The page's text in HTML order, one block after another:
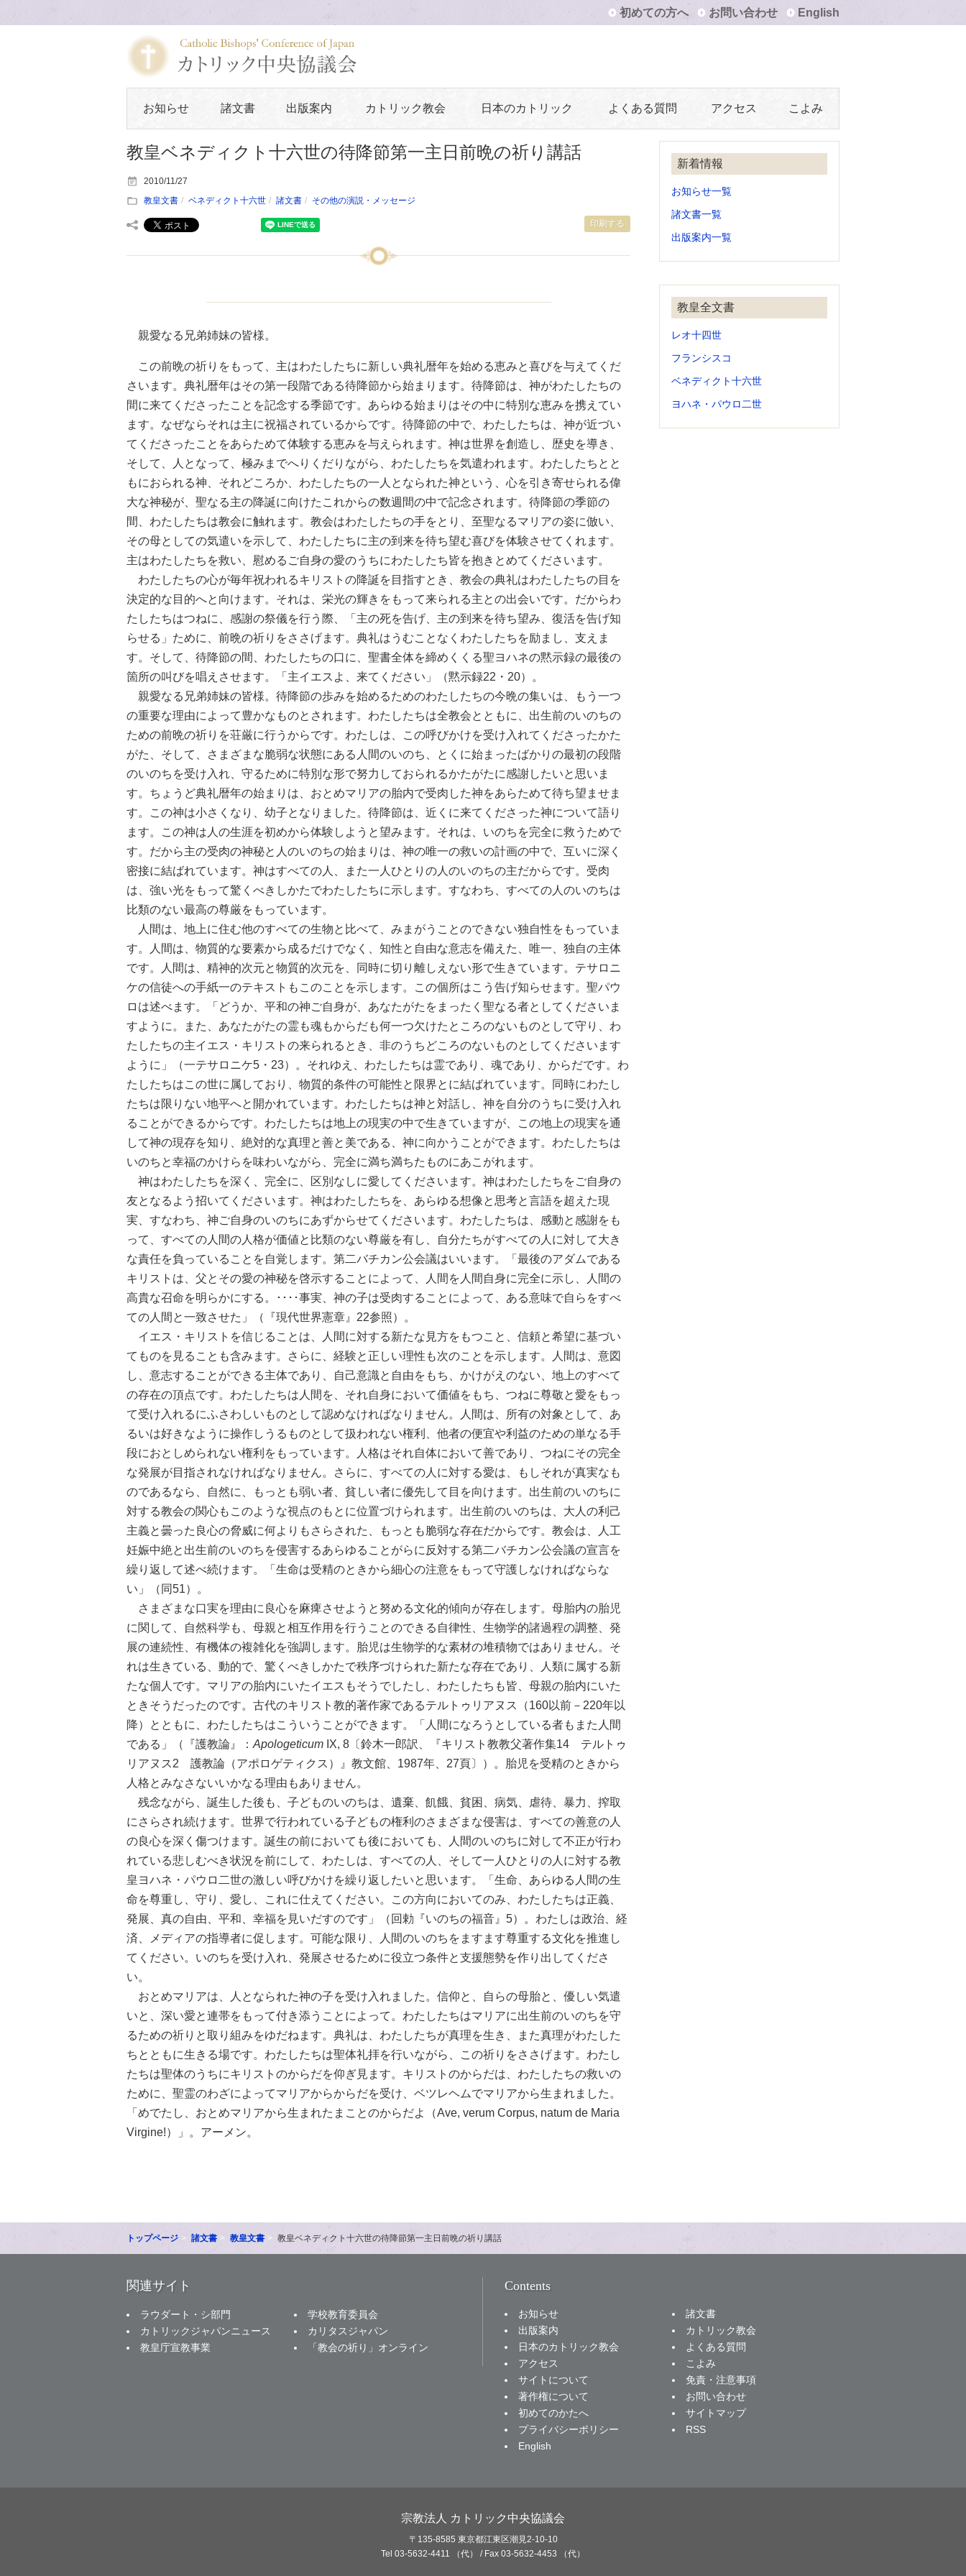
初めての方へ お問い合わせ English
お知らせ 諸文書 出版案内 カトリック教会 日本のカトリック よくある質問 アクセス こよみ
教皇ベネディクト十六世の待降節第一主日前晩の祈り講話
印刷する
2010/11/27
教皇文書
ベネディクト十六世 諸文書 その他の演説・メッセージ
親愛なる兄弟姉妹の皆様。
この前晩の祈りをもって、主はわたしたちに新しい典礼暦年を始める恵みと喜びを与えてくだ
さいます。典礼暦年はその第一段階である待降節から始まります。待降節は、神がわたしたちの
間に来てくださったことを記念する季節です。あらゆる始まりはその中に特別な恵みを携えてい
ます。なぜならそれは主に祝福されているからです。待降節の中で、わたしたちは、神が近づい
てくださったことをあらためて体験する恵みを与えられます。神は世界を創造し、歴史を導き、
そして、人となって、極みまでへりくだりながら、わたしたちを気遣われます。わたしたちとと
もにおられる神、それどころか、わたしたちの一人となられた神という、心を引き寄せられる偉
大な神秘が、聖なる主の降誕に向けたこれからの数週間の中で記念されます。待降節の季節の
間、わたしたちは教会に触れます。教会はわたしたちの手をとり、至聖なるマリアの姿に倣い、
その母としての気遣いを示して、わたしたちに主の到来を待ち望む喜びを体験させてくれます。
主はわたしたちを救い、慰めるご自身の愛のうちにわたしたち皆を抱きとめてくださいます。
わたしたちの心が毎年祝われるキリストの降誕を目指すとき、教会の典礼はわたしたちの目を
決定的な目的へと向けます。それは、栄光の輝きをもって来られる主との出会いです。だからわ
たしたちはつねに、感謝の祭儀を行う際、「主の死を告げ、主の到来を待ち望み、復活を告げ知
らせる」ために、前晩の祈りをささげます。典礼はうむことなくわたしたちを励まし、支えま
す。そして、待降節の間、わたしたちの口に、聖書全体を締めくくる聖ヨハネの黙示録の最後の
箇所の叫びを唱えさせます。「主イエスよ、来てください」（黙示録22・20）。
親愛なる兄弟姉妹の皆様。待降節の歩みを始めるためのわたしたちの今晩の集いは、もう一つ
の重要な理由によって豊かなものとされます。わたしたちは全教会とともに、出生前のいのちの
ための前晩の祈りを荘厳に行うからです。わたしは、この呼びかけを受け入れてくださったかた
がた、そして、さまざまな脆弱な状態にある人間のいのち、とくに始まったばかりの最初の段階
のいのちを受け入れ、守るために特別な形で努力しておられるかたがたに感謝したいと思いま
す。ちょうど典礼暦年の始まりは、おとめマリアの胎内で受肉した神をあらためて待ち望ませま
す。この神は小さくなり、幼子となりました。待降節は、近くに来てくださった神について語り
ます。この神は人の生涯を初めから体験しようと望みます。それは、いのちを完全に救うためで
す。だから主の受肉の神秘と人のいのちの始まりは、神の唯一の救いの計画の中で、互いに深く
密接に結ばれています。神はすべての人、また一人ひとりの人のいのちの主だからです。受肉
は、強い光をもって驚くべきしかたでわたしたちに示します。すなわち、すべての人のいのちは
比類のない最高の尊厳をもっています。
人間は、地上に住む他のすべての生物と比べて、みまがうことのできない独自性をもっていま
す。人間は、物質的な要素から成るだけでなく、知性と自由な意志を備えた、唯一、独自の主体
です。人間は、精神的次元と物質的次元を、同時に切り離しえない形で生きています。テサロニ
ケの信徒への手紙一のテキストもこのことを示します。この個所はこう告げ知らせます。聖パウ
ロは述べます。「どうか、平和の神ご自身が、あなたがたをまったく聖なる者としてくださいま
すように。また、あなたがたの霊も魂もからだも何一つ欠けたところのないものとして守り、わ
たしたちの主イエス・キリストの来られるとき、非のうちどころのないものとしてくださいます
ように」（一テサロニケ5・23）。それゆえ、わたしたちは霊であり、魂であり、からだです。わ
たしたちはこの世に属しており、物質的条件の可能性と限界とに結ばれています。同時にわたし
たちは限りない地平へと開かれています。わたしたちは神と対話し、神を自分のうちに受け入れ
ることができるからです。わたしたちは地上の現実の中で生きていますが、この地上の現実を通
して神の現存を知り、絶対的な真理と善と美である、神に向かうことができます。わたしたちは
いのちと幸福のかけらを味わいながら、完全に満ち満ちたものにあこがれます。
神はわたしたちを深く、完全に、区別なしに愛してくださいます。神はわたしたちをご自身の
友となるよう招いてくださいます。神はわたしたちを、あらゆる想像と思考と言語を超えた現
実、すなわち、神ご自身のいのちにあずからせてくださいます。わたしたちは、感動と感謝をも
って、すべての人間の人格が価値と比類のない尊厳を有し、自分たちがすべての人に対して大き
な責任を負っていることを自覚します。第二バチカン公会議はいいます。「最後のアダムである
キリストは、父とその愛の神秘を啓示することによって、人間を人間自身に完全に示し、人間の
高貴な召命を明らかにする。････事実、神の子は受肉することによって、ある意味で自らをすべ
ての人間と一致させた」（『現代世界憲章』22参照）。
イエス・キリストを信じることは、人間に対する新たな見方をもつこと、信頼と希望に基づい
てものを見ることも含みます。さらに、経験と正しい理性も次のことを示します。人間は、意図
し、意志することができる主体であり、自己意識と自由をもち、かけがえのない、地上のすべて
の存在の頂点です。わたしたちは人間を、それ自身において価値をもち、つねに尊敬と愛をもっ
て受け入れるにふさわしいものとして認めなければなりません。人間は、所有の対象として、あ
るいは好きなように操作しうるものとして扱われない権利、他者の便宜や利益のための単なる手
段におとしめられない権利をもっています。人格はそれ自体において善であり、つねにその完全
な発展が目指されなければなりません。さらに、すべての人に対する愛は、もしそれが真実なも
のであるなら、自然に、もっとも弱い者、貧しい者に優先して目を向けます。出生前のいのちに
対する教会の関心もこのような視点のもとに位置づけられます。出生前のいのちは、大人の利己
主義と曇った良心の脅威に何よりもさらされた、もっとも脆弱な存在だからです。教会は、人工
妊娠中絶と出生前のいのちを侵害するあらゆることがらに反対する第二バチカン公会議の宣言を
繰り返して述べ続けます。「生命は受精のときから細心の注意をもって守護しなければならな
い」（同51）。
さまざまな口実を理由に良心を麻痺させようと努める文化的傾向が存在します。母胎内の胎児
に関して、自然科学も、母親と相互作用を行うことのできる自律性、生物学的諸過程の調整、発
展の連続性、有機体の複雑化を強調します。胎児は生物学的な素材の堆積物ではありません。そ
れは生きている、動的で、驚くべきしかたで秩序づけられた新たな存在であり、人類に属する新
たな個人です。マリアの胎内にいたイエスもそうでしたし、わたしたちも皆、母親の胎内にいた
ときそうだったのです。古代のキリスト教的著作家であるテルトゥリアヌス（160以前－220年以
降）とともに、わたしたちはこういうことができます。「人間になろうとしている者もまた人間
である」（『護教論』： Apologeticum IX, 8〔鈴木一郎訳、『キリスト教教父著作集14 テルトゥ
リアヌス2 護教論（アポロゲティクス）』教文館、1987年、27頁〕）。胎児を受精のときから
人格とみなさないいかなる理由もありません。
残念ながら、誕生した後も、子どものいのちは、遺棄、飢餓、貧困、病気、虐待、暴力、搾取
にさらされ続けます。世界で行われている子どもの権利のさまざまな侵害は、すべての善意の人
の良心を深く傷つけます。誕生の前においても後においても、人間のいのちに対して不正が行わ
れている悲しむべき状況を前にして、わたしは、すべての人、そして一人ひとりの人に対する教
皇ヨハネ・パウロ二世の激しい呼びかけを繰り返したいと思います。「生命、あらゆる人間の生
命を尊重し、守り、愛し、これに仕えてください。この方向においてのみ、わたしたちは正義、
発展、真の自由、平和、幸福を見いだすのです」（回勅『いのちの福音』5）。わたしは政治、経
済、メディアの指導者に促します。可能な限り、人間のいのちをますます尊重する文化を推進し
てください。いのちを受け入れ、発展させるために役立つ条件と支援態勢を作り出してくださ
い。
おとめマリアは、人となられた神の子を受け入れました。信仰と、自らの母胎と、優しい気遣
いと、深い愛と連帯をもって付き添うことによって。わたしたちはマリアに出生前のいのちを守
るための祈りと取り組みをゆだねます。典礼は、わたしたちが真理を生き、また真理がわたした
ちとともに生きる場です。わたしたちは聖体礼拝を行いながら、この祈りをささげます。わたし
たちは聖体のうちにキリストのからだを仰ぎ見ます。キリストのからだは、わたしたちの救いの
ために、聖霊のわざによってマリアからからだを受け、ベツレヘムでマリアから生まれました。
「めでたし、おとめマリアから生まれたまことのからだよ（Ave, verum Corpus, natum de Maria
Virgine!）」。アーメン。
新着情報
お知らせ一覧
諸文書一覧
出版案内一覧
教皇全文書
レオ十四世
フランシスコ
ベネディクト十六世
ヨハネ・パウロ二世
トップページ 諸文書 教皇文書 教皇ベネディクト十六世の待降節第一主日前晩の祈り講話
関連サイト
ラウダート・シ部門
学校教育委員会
カトリックジャパンニュース
カリタスジャパン
教皇庁宣教事業
「教会の祈り」オンライン
Contents
お知らせ
諸文書
出版案内
カトリック教会
日本のカトリック教会
よくある質問
アクセス
こよみ
サイトについて
免責・注意事項
著作権について
お問い合わせ
初めてのかたへ
サイトマップ
プライバシーポリシー
RSS
English
宗教法人 カトリック中央協議会
〒135-8585 東京都江東区潮見2-10-10
Tel 03-5632-4411 （代） / Fax 03-5632-4453 （代）